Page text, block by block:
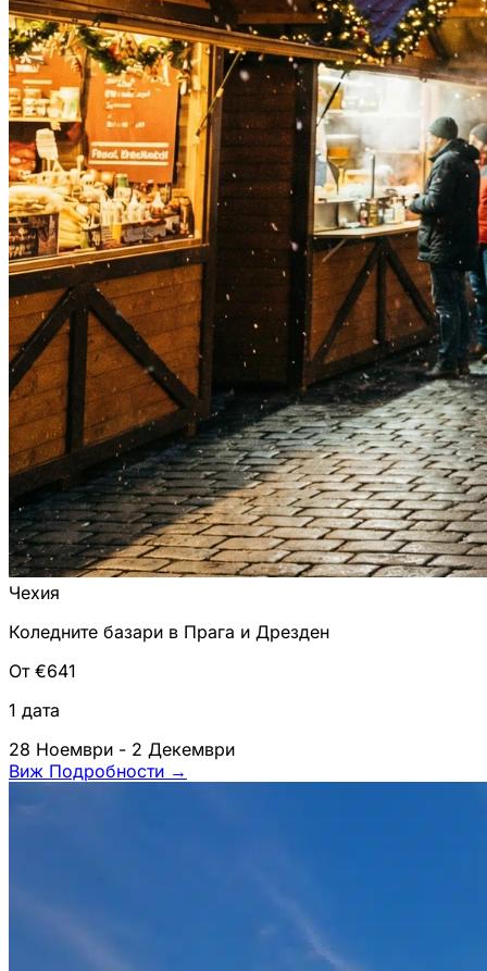
Чехия
Коледните базари в Прага и Дрезден
От €641
1 дата
28 Ноември - 2 Декември
Виж Подробности →